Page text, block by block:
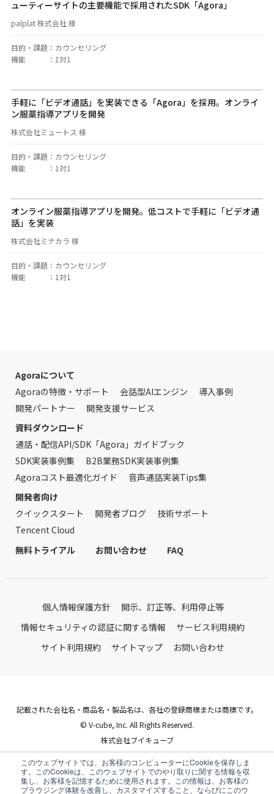
このウェブサイトでは、お客様のコンピューターにCookieを保存しま
す。このCookieは、このウェブサイトでのやり取りに関する情報を収
集し、お客様を記憶するために使用されます。この情報は、お客様の
ブラウジング体験を改善し、カスタマイズすること、ならびにこのウ
ューティーサイトの主要機能で採用されたSDK「Agora」
palplat 株式会社 様
目的・課題： カウンセリング
機能
： 1対1
手軽に「ビデオ通話」を実装できる「Agora」を採用。オンライ
ン服薬指導アプリを開発
株式会社ミュートス 様
目的・課題： カウンセリング
機能
： 1対1
オンライン服薬指導アプリを開発。低コストで手軽に「ビデオ通
話」を実装
株式会社ミナカラ 様
目的・課題： カウンセリング
機能
： 1対1
Agoraについて
Agoraの特徴・サポート
会話型AIエンジン
導入事例
開発パートナー
開発支援サービス
資料ダウンロード
通話・配信API/SDK「Agora」ガイドブック
SDK実装事例集
B2B業務SDK実装事例集
Agoraコスト最適化ガイド
音声通話実装Tips集
開発者向け
クイックスタート
開発者ブログ
技術サポート
Tencent Cloud
無料トライアル
お問い合わせ FAQ
個人情報保護方針
開示、訂正等、利用停止等
情報セキュリティの認証に関する情報
サービス利用規約
サイト利用規約
サイトマップ お問い合わせ
記載された会社名・商品名・製品名は、各社の登録商標または商標です。
© V-cube, Inc. All Rights Reserved.
株式会社ブイキューブ
Follow Us